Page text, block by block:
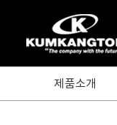
제품소개